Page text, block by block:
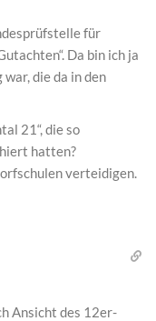
für
Da bin ich ja
die da in den
21“, die so
hatten?
verteidigen.
Ansicht des 12er-